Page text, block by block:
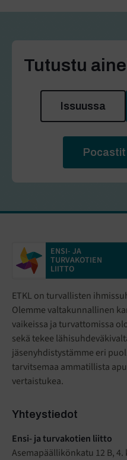
Tutustu
Issuussa
ENSI- JA
TURVAKOTIEN
LIITTO
ETKL on turvallisten
Olemme valtakunnallinen
vaikeissa ja turvattomissa
sekä tekee
jäsenyhdistystämme eri
tarvitsemaa ammatillista
vertaistukea.
Yhteystiedot
Ensi- ja turvakotien liitto
Asemapäällikönkatu 12 B, 4.